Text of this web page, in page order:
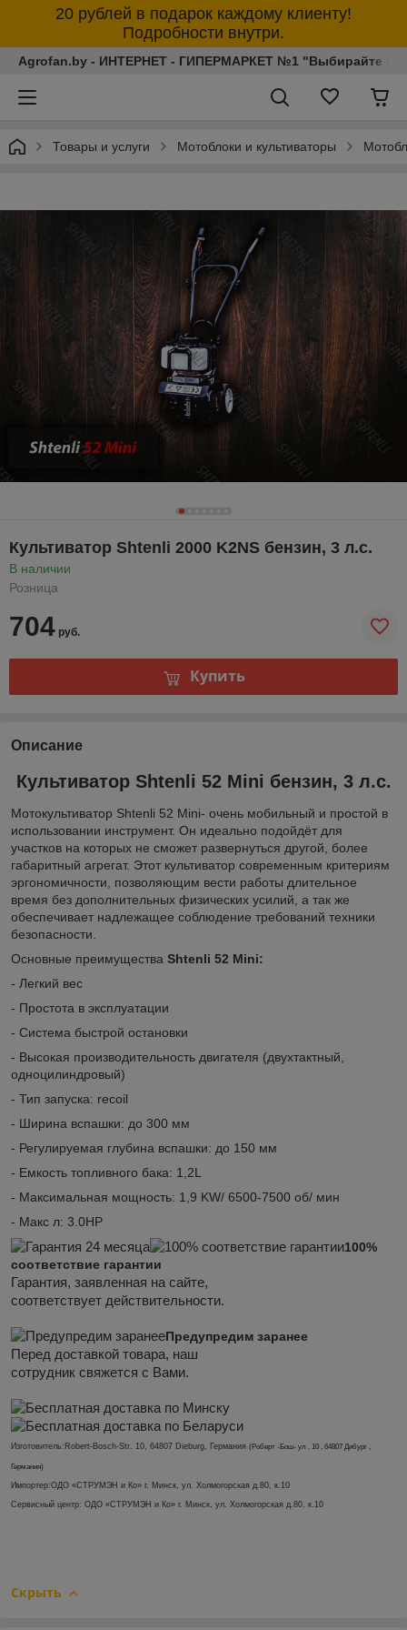
20 рублей в подарок каждому клиенту!
Подробности внутри.
Agrofan.by - ИНТЕРНЕТ - ГИПЕРМАРКЕТ №1 "Выбирайте
Товары и услуги Мотоблоки и культиваторы
Культиватор Shtenli 2000 K2NS бензин, 3 л.с.
В наличии
Розница
704 руб.
Купить
Описание
Культиватор Shtenli 52 Mini бензин, 3 л.с.
Мотокультиватор Shtenli 52 Mini- очень мобильный и простой в
использовании инструмент. Он идеально подойдёт для
участков на которых не сможет развернуться другой, более
габаритный агрегат. Этот культиватор современным критериям
эргономичности, позволяющим вести работы длительное
время без дополнительных физических усилий, а так же
обеспечивает надлежащее соблюдение требований техники
безопасности.
Основные преимущества Shtenli 52 Mini:
- Легкий вес
- Простота в эксплуатации
- Система быстрой остановки
- Высокая производительность двигателя (двухтактный,
одноцилиндровый)
- Тип запуска: recoil
- Ширина вспашки: до 300 мм
- Регулируемая глубина вспашки: до 150 мм
- Емкость топливного бака: 1,2L
- Максимальная мощность: 1,9 KW/ 6500-7500 об/ мин
- Макс л: 3.0HP
100%
соответствие гарантии
Гарантия, заявленная на сайте,
соответствует действительности.
Предупредим заранее
Перед доставкой товара, наш
сотрудник свяжется с Вами.
Изготовитель: Robert-Bosch-Str. 10, 64807 Dieburg, Германия (Роберт -Бош- ул . 10 , 64807 Дибург ,
Германия)
Импортер:ОДО «СТРУМЭН и Ко» г. Минск, ул. Холмогорская д.80, к.10
Сервисный центр: ОДО «СТРУМЭН и Ко» г. Минск, ул. Холмогорская д.80, к.10
Скрыть